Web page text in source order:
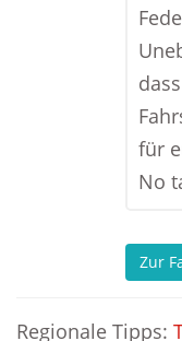
für
No
Zur
Regionale Tipps: